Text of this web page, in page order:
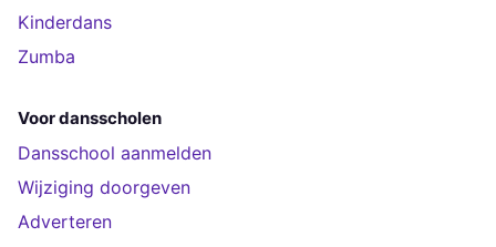
Kinderdans
Zumba
Voor dansscholen
Dansschool aanmelden
Wijziging doorgeven
Adverteren